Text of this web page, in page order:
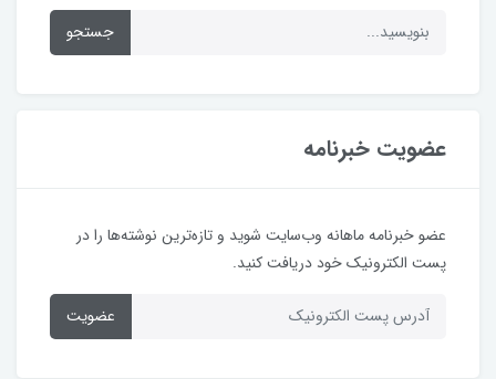
جستجو
عضویت خبرنامه
عضو خبرنامه ماهانه وب‌سایت شوید و تازه‌ترین نوشته‌ها را در
پست الکترونیک خود دریافت کنید.
عضویت